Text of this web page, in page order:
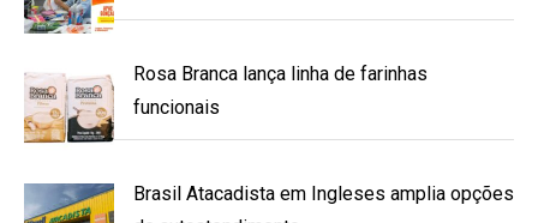
Rosa Branca lança linha de farinhas
funcionais
Brasil Atacadista em Ingleses amplia opções